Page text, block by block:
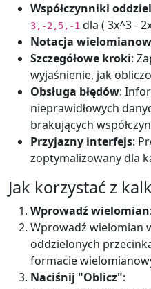
Współczynniki
3,-2,5,-1 dla ( 3x^3 -
Notacja
Szczegółowe kroki:
wyjaśnienie, jak
Obsługa błędów:
nieprawidłowych
brakujących
Przyjazny interfejs:
zoptymalizowany dla
Jak korzystać z
Wprowadź wielomian:
Wprowadź wielomian
oddzielonych
formacie
Naciśnij "Oblicz":